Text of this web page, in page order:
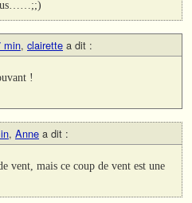
lus……;;)
min, clairette a dit :
!
, Anne a dit :
vent, mais ce coup de vent est une